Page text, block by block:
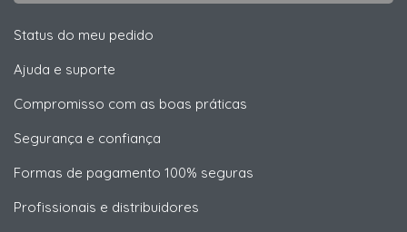
Status do meu pedido
Ajuda e suporte
Compromisso com as boas práticas
Segurança e confiança
Formas de pagamento 100% seguras
Profissionais e distribuidores